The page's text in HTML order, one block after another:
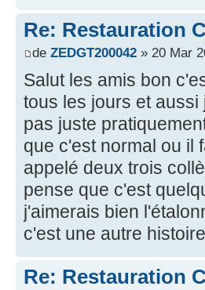
Re: Restauration
de ZEDGT200042 » 20 Mar
Salut les amis bon
tous les jours et
pas juste
que c'est normal ou il
appelé deux trois
pense que c'est
j'aimerais bien
c'est une autre histoire
Re: Restauration